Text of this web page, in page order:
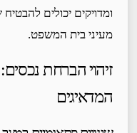
ומדויקים יכולים
מעיני בית המשפט.
זיהוי הברחת
המדאיגים